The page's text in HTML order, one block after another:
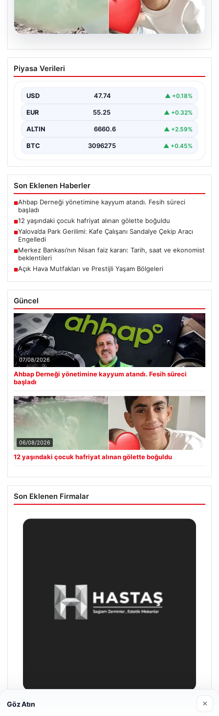
06.08.2026
12 yaşındaki çocuk hafriyat alınan
gölette boğuldu
Oluşan Gölette Boğuldu", "content": "Erzurum’un Oltu
ilçesinde…
Piyasa Verileri
USD 47.74 ▲ +0.18%
EUR 55.25 ▲ +0.32%
ALTIN 6660.6 ▲ +2.59%
BTC 3096275 ▲ +0.45%
Son Eklenen Haberler
■Ahbap Derneği yönetimine kayyum atandı. Fesih süreci
başladı
■12 yaşındaki çocuk hafriyat alınan gölette boğuldu
■Yalova’da Park Gerilimi: Kafe Çalışanı Sandalye Çekip Aracı
Engelledi
■Merkez Bankası’nın Nisan faiz kararı: Tarih, saat ve ekonomist
beklentileri
■Açık Hava Mutfakları ve Prestijli Yaşam Bölgeleri
Güncel
07/08/2026
Ahbap Derneği yönetimine kayyum atandı. Fesih süreci
başladı
06/08/2026
12 yaşındaki çocuk hafriyat alınan gölette boğuldu
Son Eklenen Firmalar
Göz Atın ×